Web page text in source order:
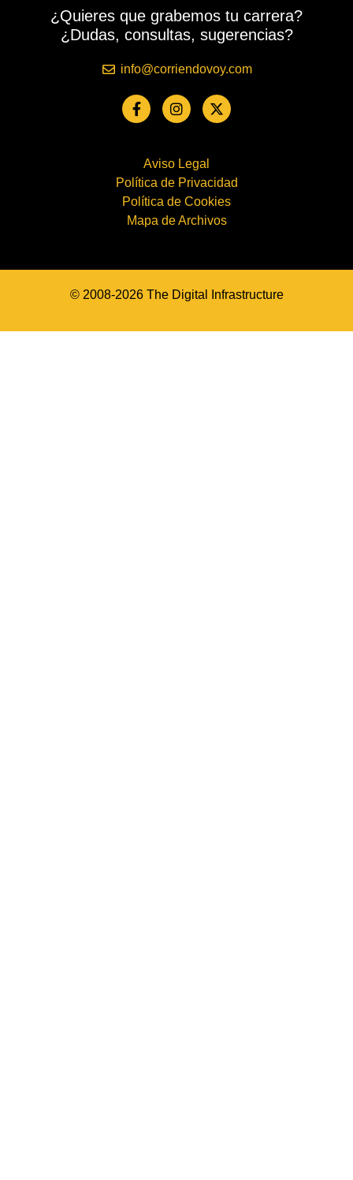
¿Quieres que grabemos tu carrera?
¿Dudas, consultas, sugerencias?
info@corriendovoy.com
Aviso Legal
Política de Privacidad
Política de Cookies
Mapa de Archivos
© 2008-2026 The Digital Infrastructure